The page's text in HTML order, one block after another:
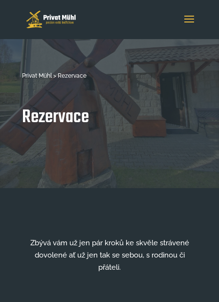
Privat Mühl > Rezervace
Rezervace
Zbývá vám už jen pár kroků ke skvěle strávené
dovolené ať už jen tak se sebou, s rodinou či
přáteli.